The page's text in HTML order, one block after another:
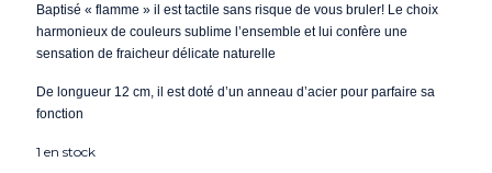
Baptisé « flamme » il est tactile sans risque de vous bruler! Le choix
harmonieux de couleurs sublime l’ensemble et lui confère une
sensation de fraicheur délicate naturelle
De longueur 12 cm, il est doté d’un anneau d’acier pour parfaire sa
fonction
1 en stock